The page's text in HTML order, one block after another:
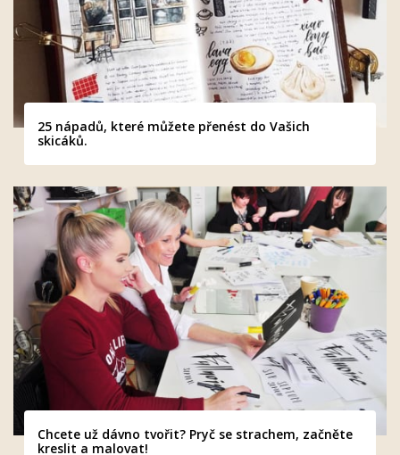
25 nápadů, které můžete přenést do Vašich
skicáků.
Chcete už dávno tvořit? Pryč se strachem, začněte
kreslit a malovat!